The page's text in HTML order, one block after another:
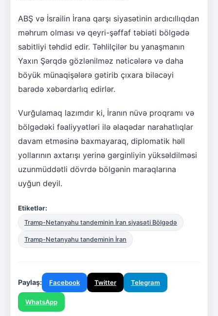
ABŞ və İsrailin İrana qarşı siyasətinin ardıcıllıqdan
məhrum olması və qeyri-şəffaf təbiəti bölgədə
sabitliyi təhdid edir. Təhlilçilər bu yanaşmanın
Yaxın Şərqdə gözlənilməz nəticələrə və daha
böyük münaqişələrə gətirib çıxara biləcəyi
barədə xəbərdarlıq edirlər.
Vurğulamaq lazımdır ki, İranın nüvə proqramı və
bölgədəki fəaliyyətləri ilə əlaqədar narahatlıqlar
davam etməsinə baxmayaraq, diplomatik həll
yollarının axtarışı yerinə gərginliyin yüksəldilməsi
uzunmüddətli dövrdə bölgənin maraqlarına
uyğun deyil.
Etiketlər:
Tramp-Netanyahu tandeminin İran siyasəti Bölgədə
Tramp-Netanyahu tandeminin İran
Paylaş: Facebook Twitter Telegram
WhatsApp